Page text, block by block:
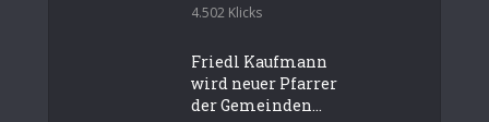
4.502 Klicks
Friedl Kaufmann
wird neuer Pfarrer
der Gemeinden...